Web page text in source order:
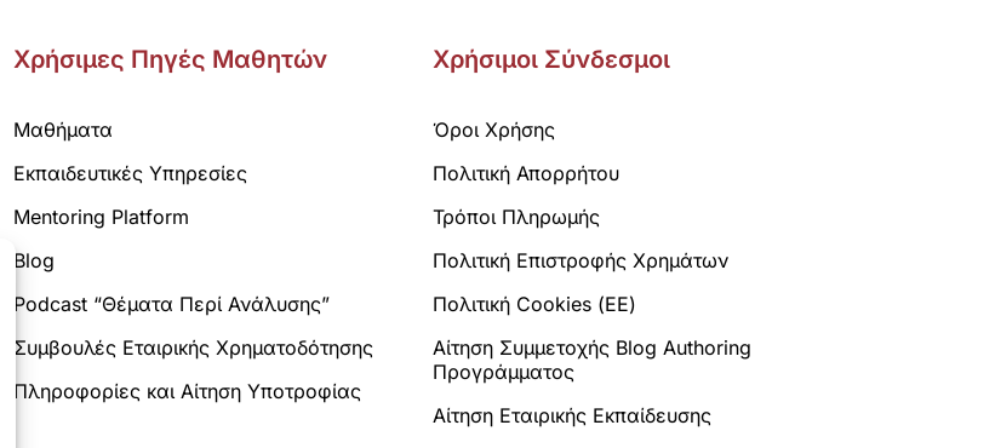
Χρήσιμες Πηγές Μαθητών
Μαθήματα
Εκπαιδευτικές Υπηρεσίες
Mentoring Platform
Blog
Podcast “Θέματα Περί Ανάλυσης”
Συμβουλές Εταιρικής Χρηματοδότησης
Πληροφορίες και Αίτηση Υποτροφίας
Χρήσιμοι Σύνδεσμοι
Όροι Χρήσης
Πολιτική Απορρήτου
Τρόποι Πληρωμής
Πολιτική Επιστροφής Χρημάτων
Πολιτική Cookies (ΕΕ)
Αίτηση Συμμετοχής Blog Authoring
Προγράμματος
Αίτηση Εταιρικής Εκπαίδευσης